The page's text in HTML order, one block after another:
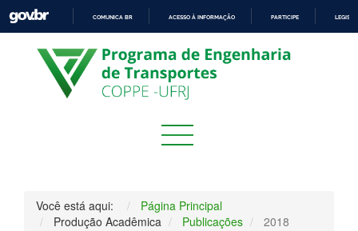
PARA
O
CONTEÚDO
COMUNICA BR ACESSO À INFORMAÇÃO PARTICIPE
Você está aqui:
Página Principal
Produção Acadêmica
Publicações 2018